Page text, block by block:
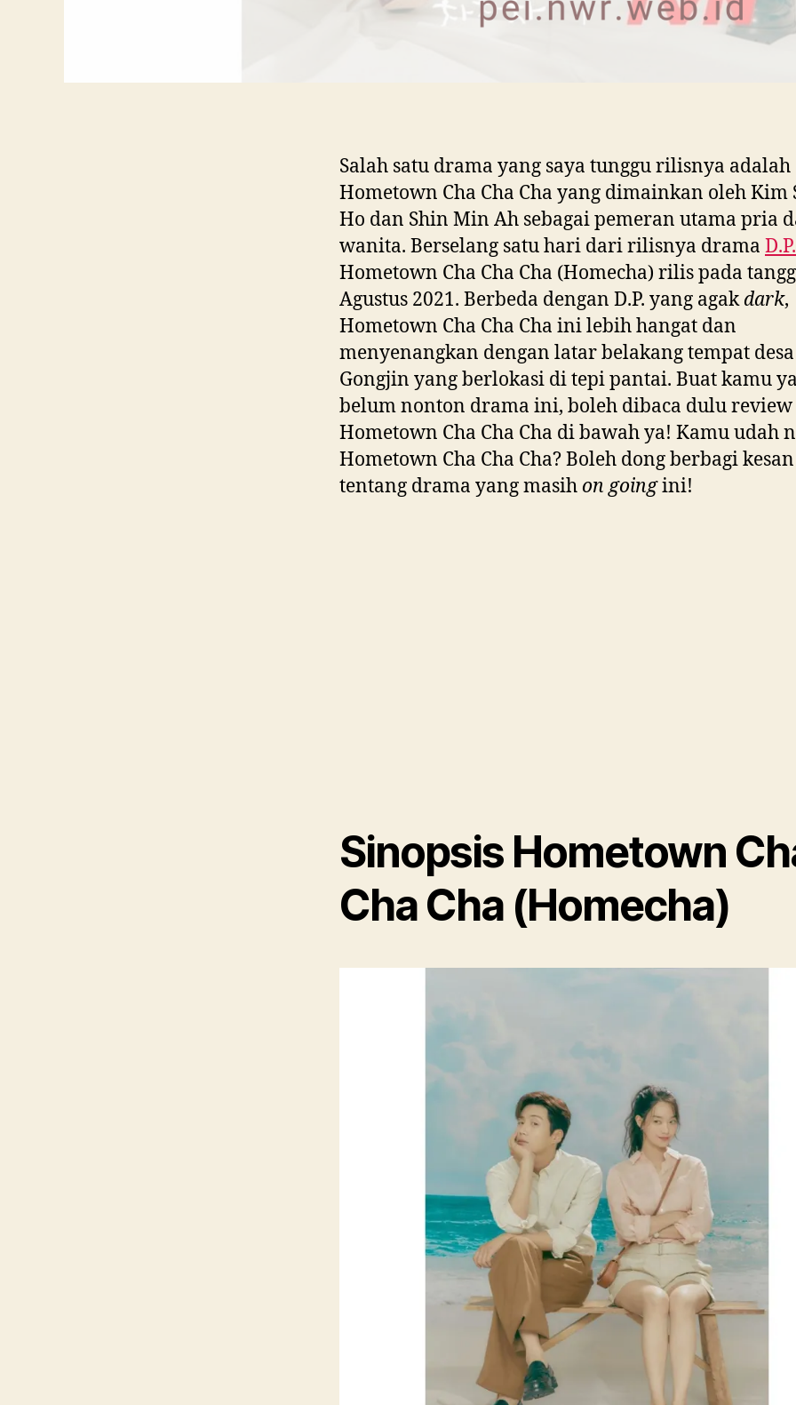
Salah satu drama yang saya tunggu rilisnya adalah
Hometown Cha Cha Cha yang dimainkan oleh Kim
Ho dan Shin Min Ah sebagai pemeran utama pria
wanita. Berselang satu hari dari rilisnya drama D.P.
Hometown Cha Cha Cha (Homecha) rilis pada
Agustus 2021. Berbeda dengan D.P. yang agakdark,
Hometown Cha Cha Cha ini lebih hangat dan
menyenangkan dengan latar belakang tempat desa
Gongjin yang berlokasi di tepi pantai. Buat kamu
belum nonton drama ini, boleh dibaca dulu review
Hometown Cha Cha Cha di bawah ya! Kamu udah
Hometown Cha Cha Cha? Boleh dong berbagi
tentang drama yang masih on goingini!
Sinopsis Hometown
Cha Cha (Homecha)